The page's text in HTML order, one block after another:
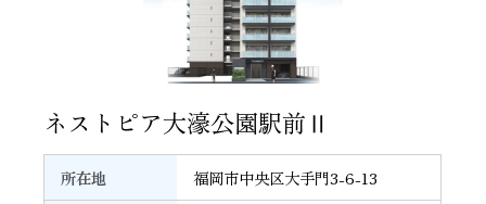
ネストピア大濠公園駅前Ⅱ27
所在地
福岡市中央区大手門3-6-13